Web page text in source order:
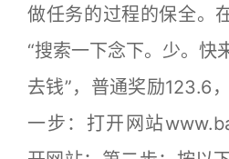
做任务的过程的保全。
“搜索一下念下。少。快
去钱”，普通奖励123.6
一步：打开网站